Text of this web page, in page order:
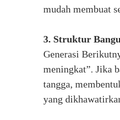
mudah membuat
3. Struktur
Generasi
meningkat”. Jika
tangga,
yang